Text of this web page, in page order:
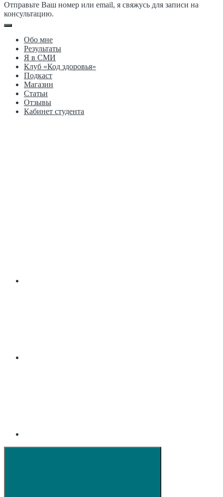
Отправьте Ваш номер или email, я свяжусь для записи на
консультацию.
Обо мне
Результаты
Я в СМИ
Клуб «Код здоровья»
Подкаст
Магазин
Статьи
Отзывы
Кабинет студента